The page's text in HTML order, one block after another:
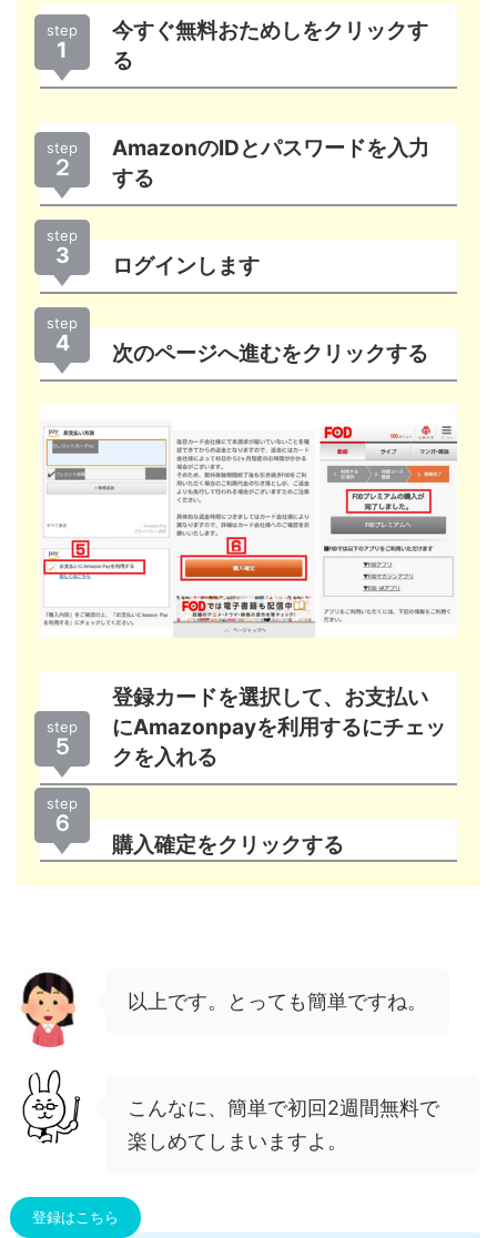
step
1
今すぐ無料おためしをクリックす
る
step
２
AmazonのIDとパスワードを入力
する
step
3 ログインします
step
4 次のページへ進むをクリックする
step
５
登録カードを選択して、お支払い
にAmazonpayを利用するにチェッ
クを入れる
step
６
購入確定をクリックする
以上です。とっても簡単ですね。
こんなに、簡単で初回2週間無料で
楽しめてしまいますよ。
登録はこちら